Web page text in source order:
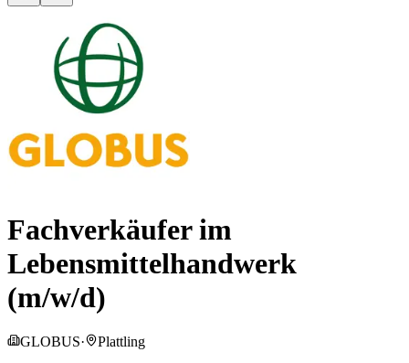
Fachverkäufer im
Lebensmittelhandwerk
(m/w/d)
GLOBUS· Plattling